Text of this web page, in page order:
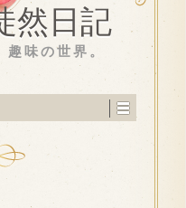
然日記
味の世界。